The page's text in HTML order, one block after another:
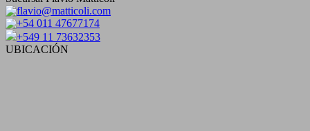
flavio@matticoli.com
+54 011 47677174
+549 11 73632353
UBICACIÓN